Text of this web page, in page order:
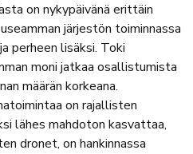
on nykypäivänä erittäin
järjestön toiminnassa
perheen lisäksi. Toki
moni jatkaa osallistumista
määrän korkeana.
on rajallisten
lähes mahdoton kasvattaa,
dronet, on hankinnassa